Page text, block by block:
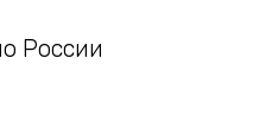
России